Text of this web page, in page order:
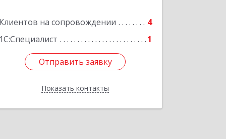
Клиентов на сопровождении
4
1С:Специалист
1
Отправить заявку
Показать контакты
домовладение № 9, корпус 1
Отправить заявку
Назад